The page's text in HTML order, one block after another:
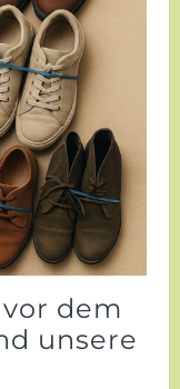
dem
unsere